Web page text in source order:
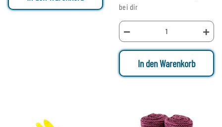
bei dir
In den Warenkorb